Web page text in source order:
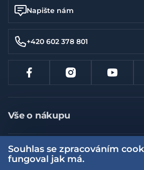
Napište nám
+420 602 378 801
Vše o nákupu
Jak nakupovat
Nejčastější dotazy
Více informací
Souhlas se zpracováním
fungoval jak má.